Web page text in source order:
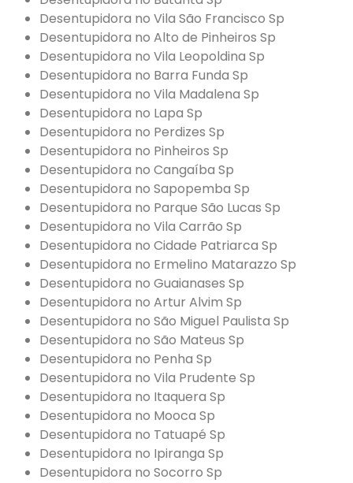
Desentupidora no Vila São Francisco Sp
Desentupidora no Alto de Pinheiros Sp
Desentupidora no Vila Leopoldina Sp
Desentupidora no Barra Funda Sp
Desentupidora no Vila Madalena Sp
Desentupidora no Lapa Sp
Desentupidora no Perdizes Sp
Desentupidora no Pinheiros Sp
Desentupidora no Cangaíba Sp
Desentupidora no Sapopemba Sp
Desentupidora no Parque São Lucas Sp
Desentupidora no Vila Carrão Sp
Desentupidora no Cidade Patriarca Sp
Desentupidora no Ermelino Matarazzo Sp
Desentupidora no Guaianases Sp
Desentupidora no Artur Alvim Sp
Desentupidora no São Miguel Paulista Sp
Desentupidora no São Mateus Sp
Desentupidora no Penha Sp
Desentupidora no Vila Prudente Sp
Desentupidora no Itaquera Sp
Desentupidora no Mooca Sp
Desentupidora no Tatuapé Sp
Desentupidora no Ipiranga Sp
Desentupidora no Socorro Sp